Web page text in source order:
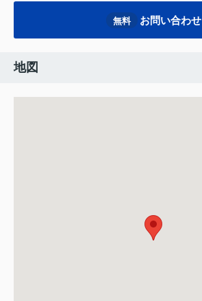
無料 お問い合わせ
地図